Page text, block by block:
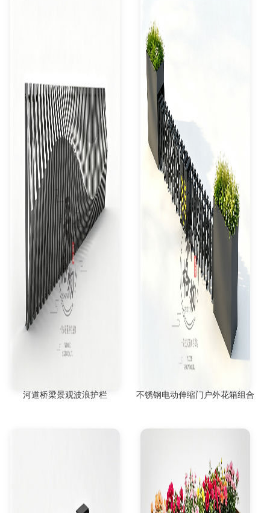
河道桥梁景观波浪护栏 不锈钢电动伸缩门户外花箱组合